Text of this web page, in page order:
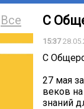
Все С
15:37
С
27 мая
веков
знаний